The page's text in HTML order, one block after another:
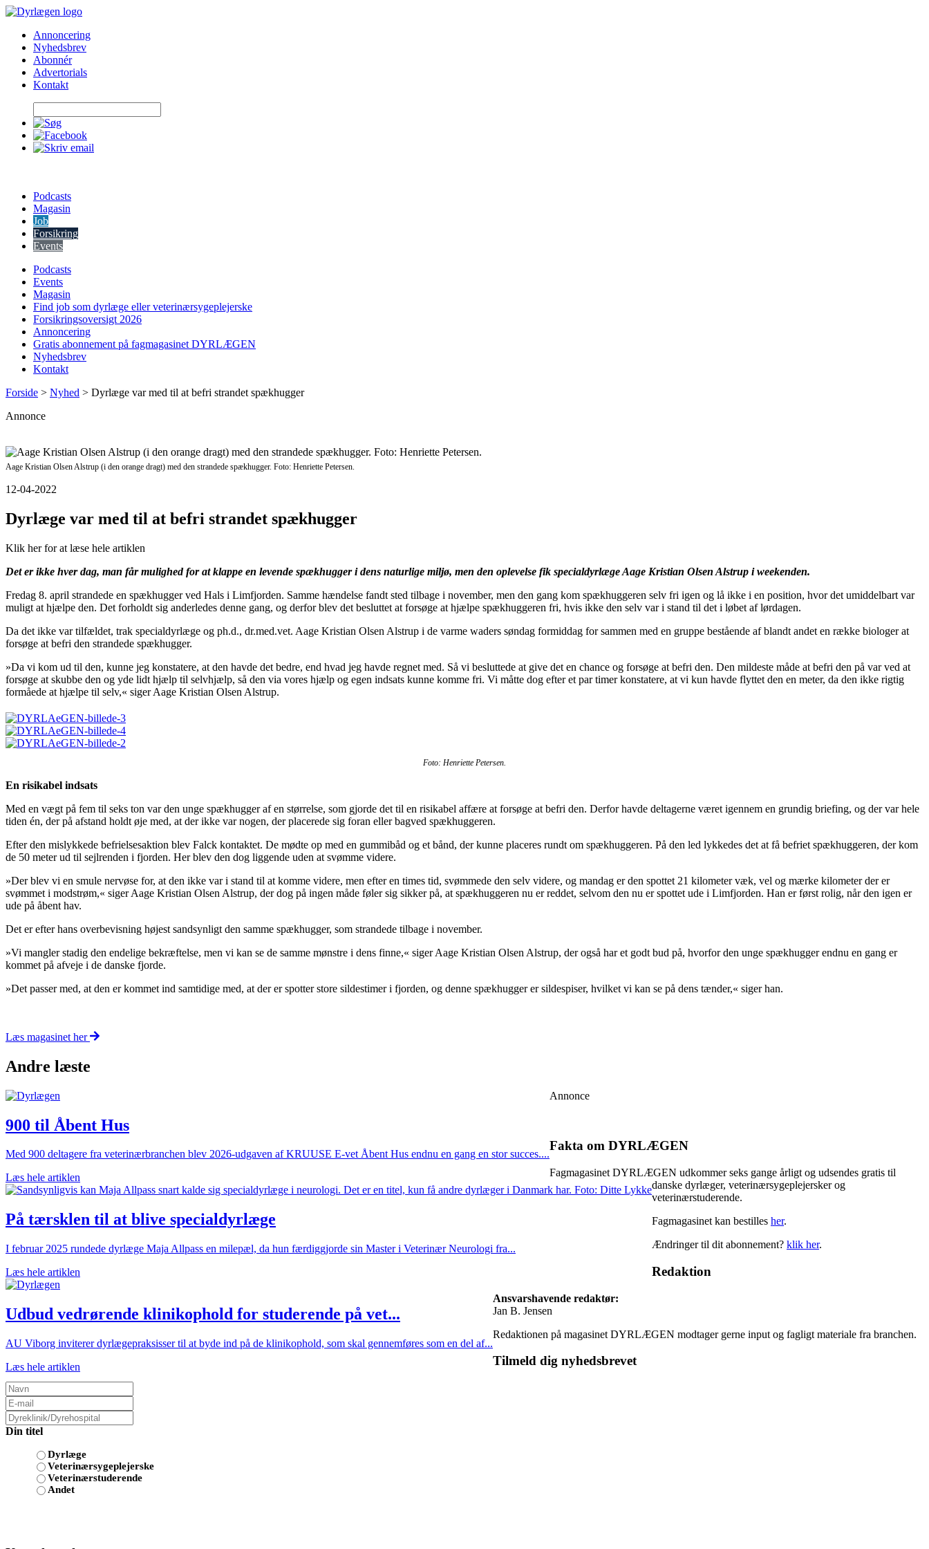
Skip
contentAnnoncering
Nyhedsbrev
Abonnér
Advertorials
Kontakt
Podcasts
Magasin
Job
Forsikring
Events
Podcasts
Events
Magasin
Find job som dyrlæge eller veterinærsygeplejerske
Forsikringsoversigt 2026
Annoncering
Gratis abonnement på fagmagasinet DYRLÆGEN
Nyhedsbrev
Kontakt
Forside > Nyhed > Dyrlæge var med til at befri strandet spækhugger
Annonce
Aage Kristian Olsen Alstrup (i den orange dragt) med den strandede spækhugger. Foto: Henriette Petersen.
12-04-2022
Dyrlæge var med til at befri strandet spækhugger
Klik her for at læse hele artiklen
Det er ikke hver dag, man får mulighed for at klappe en levende spækhugger i dens naturlige miljø, men den oplevelse fik specialdyrlæge Aage Kristian Olsen Alstrup i weekenden.
Fredag 8. april strandede en spækhugger ved Hals i Limfjorden. Samme hændelse fandt sted tilbage i november, men den gang kom spækhuggeren selv fri igen og lå ikke i en position, hvor det umiddelbart var
muligt at hjælpe den. Det forholdt sig anderledes denne gang, og derfor blev det besluttet at forsøge at hjælpe spækhuggeren fri, hvis ikke den selv var i stand til det i løbet af lørdagen.
Da det ikke var tilfældet, trak specialdyrlæge og ph.d., dr.med.vet. Aage Kristian Olsen Alstrup i de varme waders søndag formiddag for sammen med en gruppe bestående af blandt andet en række biologer at
forsøge at befri den strandede spækhugger.
»Da vi kom ud til den, kunne jeg konstatere, at den havde det bedre, end hvad jeg havde regnet med. Så vi besluttede at give det en chance og forsøge at befri den. Den mildeste måde at befri den på var ved at
forsøge at skubbe den og yde lidt hjælp til selvhjælp, så den via vores hjælp og egen indsats kunne komme fri. Vi måtte dog efter et par timer konstatere, at vi kun havde flyttet den en meter, da den ikke rigtig
formåede at hjælpe til selv,« siger Aage Kristian Olsen Alstrup.
Foto: Henriette Petersen.
En risikabel indsats
Med en vægt på fem til seks ton var den unge spækhugger af en størrelse, som gjorde det til en risikabel affære at forsøge at befri den. Derfor havde deltagerne været igennem en grundig briefing, og der var hele
tiden én, der på afstand holdt øje med, at der ikke var nogen, der placerede sig foran eller bagved spækhuggeren.
Efter den mislykkede befrielsesaktion blev Falck kontaktet. De mødte op med en gummibåd og et bånd, der kunne placeres rundt om spækhuggeren. På den led lykkedes det at få befriet spækhuggeren, der kom
de 50 meter ud til sejlrenden i fjorden. Her blev den dog liggende uden at svømme videre.
»Der blev vi en smule nervøse for, at den ikke var i stand til at komme videre, men efter en times tid, svømmede den selv videre, og mandag er den spottet 21 kilometer væk, vel og mærke kilometer der er
svømmet i modstrøm,« siger Aage Kristian Olsen Alstrup, der dog på ingen måde føler sig sikker på, at spækhuggeren nu er reddet, selvom den nu er spottet ude i Limfjorden. Han er først rolig, når den igen er
ude på åbent hav.
Det er efter hans overbevisning højest sandsynligt den samme spækhugger, som strandede tilbage i november.
»Vi mangler stadig den endelige bekræftelse, men vi kan se de samme mønstre i dens finne,« siger Aage Kristian Olsen Alstrup, der også har et godt bud på, hvorfor den unge spækhugger endnu en gang er
kommet på afveje i de danske fjorde.
»Det passer med, at den er kommet ind samtidige med, at der er spotter store sildestimer i fjorden, og denne spækhugger er sildespiser, hvilket vi kan se på dens tænder,« siger han.
Læs magasinet her
Andre læste
900 til Åbent Hus
Med 900 deltagere fra veterinærbranchen blev 2026-udgaven af KRUUSE E-vet Åbent Hus endnu en gang en stor succes....
Læs hele artiklen
På tærsklen til at blive specialdyrlæge
I februar 2025 rundede dyrlæge Maja Allpass en milepæl, da hun færdiggjorde sin Master i Veterinær Neurologi fra...
Læs hele artiklen
Udbud vedrørende klinikophold for studerende på vet...
AU Viborg inviterer dyrlægepraksisser til at byde ind på de klinikophold, som skal gennemføres som en del af...
Læs hele artiklen
Annonce
Fakta om DYRLÆGEN
Fagmagasinet DYRLÆGEN udkommer seks gange årligt og udsendes gratis til
danske dyrlæger, veterinærsygeplejersker og
veterinærstuderende.
Fagmagasinet kan bestilles her.
Ændringer til dit abonnement? klik her.
Redaktion
Ansvarshavende redaktør:
Jan B. Jensen
Redaktionen på magasinet DYRLÆGEN modtager gerne input og fagligt materiale fra branchen.
Tilmeld dig nyhedsbrevet
Din titel
Dyrlæge
Veterinærsygeplejerske
Veterinærstuderende
Andet